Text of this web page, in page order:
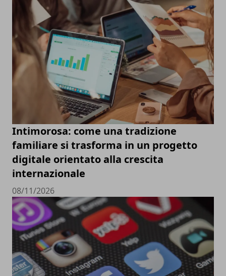
Intimorosa: come una tradizione
familiare si trasforma in un progetto
digitale orientato alla crescita
internazionale
08/11/2026